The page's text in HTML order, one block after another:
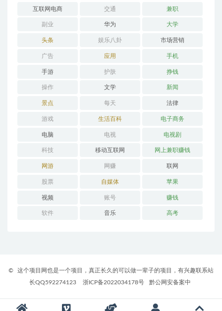
互联网电商 交通 兼职
副业 华为 大学
头条 娱乐八卦 市场营销
广告 应用 手机
手游 护肤 挣钱
操作 文学 新闻
景点 每天 法律
游戏 生活百科 电子商务
电脑 电视 电视剧
科技 移动互联网 网上兼职赚钱
网游 网赚 联网
股票 自媒体 苹果
视频 账号 赚钱
软件 音乐 高考
©
这个项目网也是一个项目，真正长久的可以做一辈子的项目，有兴趣联系站
长QQ592274123
浙ICP备2022034178号 黔公网安备案中